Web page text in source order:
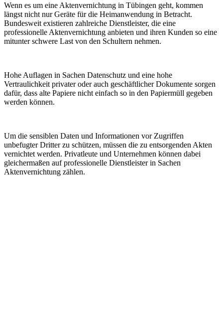
Wenn es um eine Aktenvernichtung in Tübingen geht, kommen
längst nicht nur Geräte für die Heimanwendung in Betracht.
Bundesweit existieren zahlreiche Dienstleister, die eine
professionelle Aktenvernichtung anbieten und ihren Kunden so eine
mitunter schwere Last von den Schultern nehmen.
Hohe Auflagen in Sachen Datenschutz und eine hohe
Vertraulichkeit privater oder auch geschäftlicher Dokumente sorgen
dafür, dass alte Papiere nicht einfach so in den Papiermüll gegeben
werden können.
Um die sensiblen Daten und Informationen vor Zugriffen
unbefugter Dritter zu schützen, müssen die zu entsorgenden Akten
vernichtet werden. Privatleute und Unternehmen können dabei
gleichermaßen auf professionelle Dienstleister in Sachen
Aktenvernichtung zählen.